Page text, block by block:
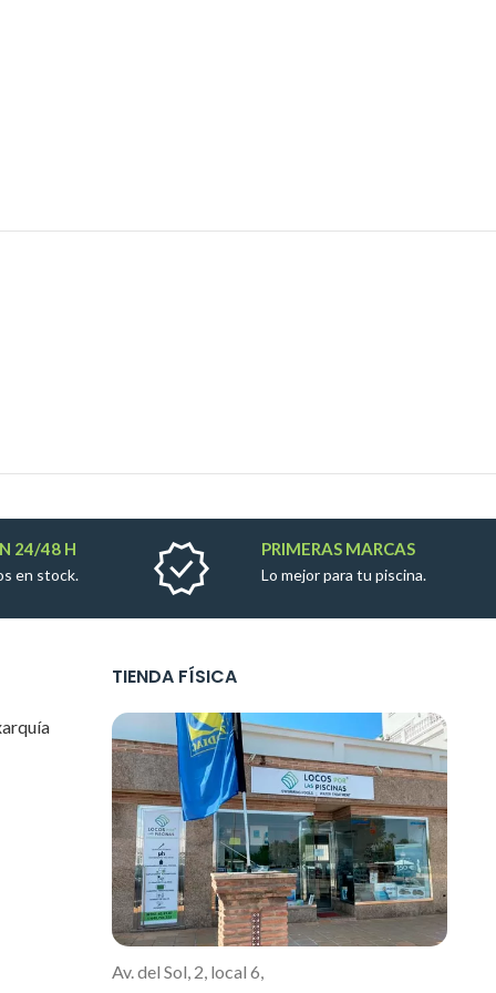
24/48 H
en stock.
PRIMERAS MARCAS
Lo mejor para tu piscina.
TIENDA FÍSICA
Av. del Sol, 2, local 6,